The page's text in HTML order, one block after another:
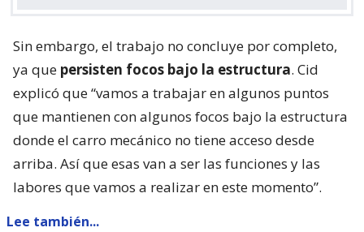
Sin embargo, el trabajo no concluye por completo,
ya que persisten focos bajo la estructura. Cid
explicó que “vamos a trabajar en algunos puntos
que mantienen con algunos focos bajo la estructura
donde el carro mecánico no tiene acceso desde
arriba. Así que esas van a ser las funciones y las
labores que vamos a realizar en este momento”.
Lee también...